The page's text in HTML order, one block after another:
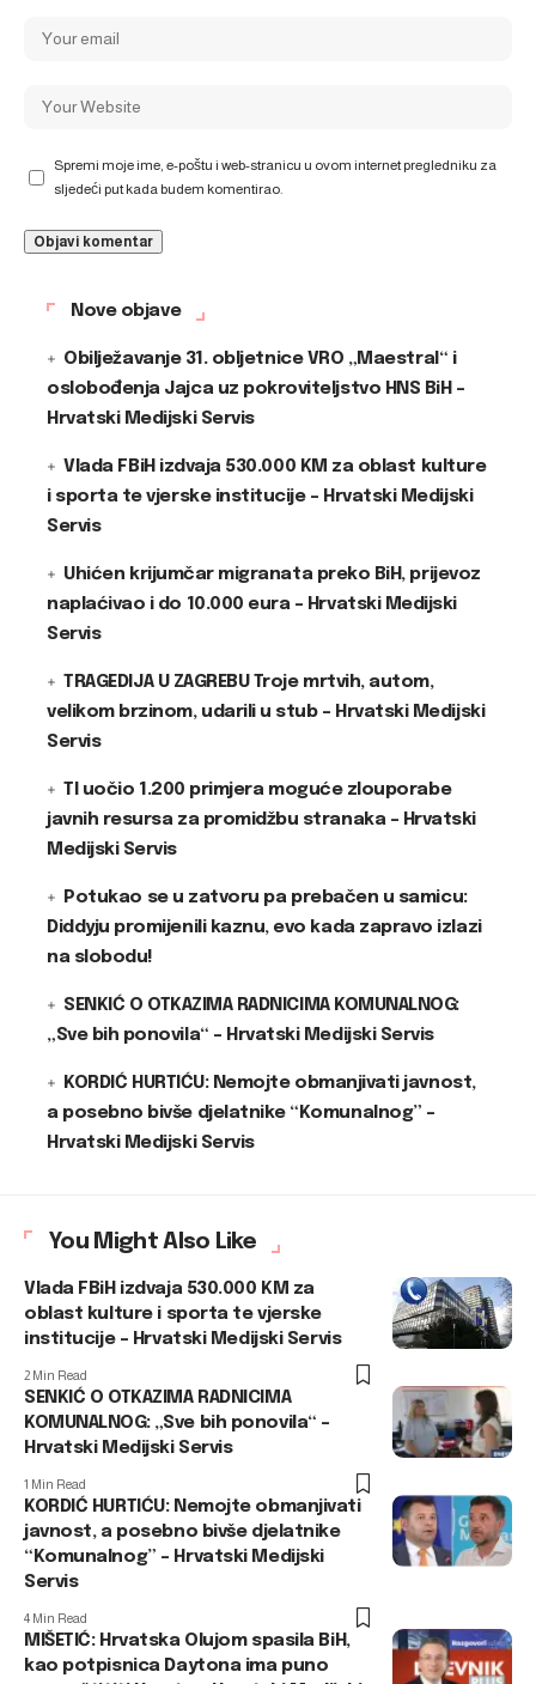
Spremi moje ime, e-poštu i web-stranicu u ovom internet pregledniku za
sljedeći put kada budem komentirao.
Nove objave
Obilježavanje 31. obljetnice VRO „Maestral“ i
oslobođenja Jajca uz pokroviteljstvo HNS BiH –
Hrvatski Medijski Servis
Vlada FBiH izdvaja 530.000 KM za oblast kulture
i sporta te vjerske institucije – Hrvatski Medijski
Servis
Uhićen krijumčar migranata preko BiH, prijevoz
naplaćivao i do 10.000 eura – Hrvatski Medijski
Servis
TRAGEDIJA U ZAGREBU Troje mrtvih, autom,
velikom brzinom, udarili u stub – Hrvatski Medijski
Servis
TI uočio 1.200 primjera moguće zlouporabe
javnih resursa za promidžbu stranaka – Hrvatski
Medijski Servis
Potukao se u zatvoru pa prebačen u samicu:
Diddyju promijenili kaznu, evo kada zapravo izlazi
na slobodu!
SENKIĆ O OTKAZIMA RADNICIMA KOMUNALNOG:
„Sve bih ponovila“ – Hrvatski Medijski Servis
KORDIĆ HURTIĆU: Nemojte obmanjivati javnost,
a posebno bivše djelatnike “Komunalnog” –
Hrvatski Medijski Servis
You Might Also Like
Vlada FBiH izdvaja 530.000 KM za
oblast kulture i sporta te vjerske
institucije – Hrvatski Medijski Servis
2 Min Read
SENKIĆ O OTKAZIMA RADNICIMA
KOMUNALNOG: „Sve bih ponovila“ –
Hrvatski Medijski Servis
1 Min Read
KORDIĆ HURTIĆU: Nemojte obmanjivati
javnost, a posebno bivše djelatnike
“Komunalnog” – Hrvatski Medijski
Servis
4 Min Read
MIŠETIĆ: Hrvatska Olujom spasila BiH,
kao potpisnica Daytona ima puno